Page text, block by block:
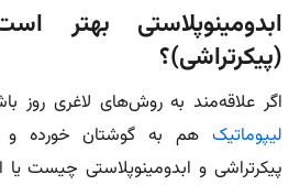
ابدومینوپلاستی بهتر
(پیکرتراشی)؟
اگر علاقه‌مند به روش‌های لاغری روز
لیپوماتیک هم به گوشتان خورده و
پیکرتراشی و ابدومینوپلاستی چیست یا